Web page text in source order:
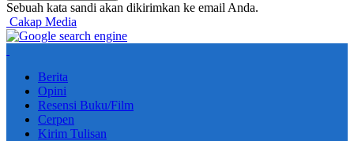
Sebuah kata sandi akan dikirimkan ke email Anda.
Cakap Media
Berita
Opini
Resensi Buku/Film
Cerpen
Kirim Tulisan